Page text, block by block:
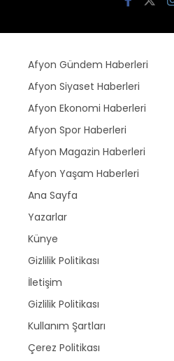
Afyon Gündem Haberleri
Afyon Siyaset Haberleri
Afyon Ekonomi Haberleri
Afyon Spor Haberleri
Afyon Magazin Haberleri
Afyon Yaşam Haberleri
Ana Sayfa
Yazarlar
Künye
Gizlilik Politikası
İletişim
Gizlilik Politikası
Kullanım Şartları
Çerez Politikası